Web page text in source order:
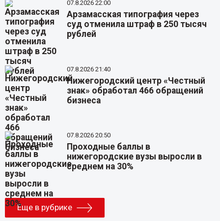
07.8.2026 22:00
Арзамасская типография через
суд отменила штраф в 250 тысяч
рублей
07.8.2026 21:40
Нижегородский центр «Честный
знак» обработал 466 обращений
бизнеса
07.8.2026 20:50
Проходные баллы в
нижегородские вузы выросли в
среднем на 30%
Еще в рубрике